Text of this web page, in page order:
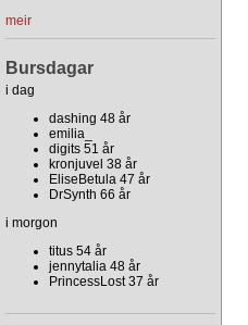
meir
Bursdagar
i dag
dashing 48 år
emilia_
digits 51 år
kronjuvel 38 år
EliseBetula 47 år
DrSynth 66 år
i morgon
titus 54 år
jennytalia 48 år
PrincessLost 37 år